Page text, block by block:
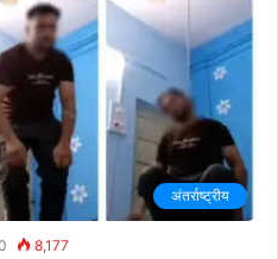
अंतर्राष्ट्रीय
8,177